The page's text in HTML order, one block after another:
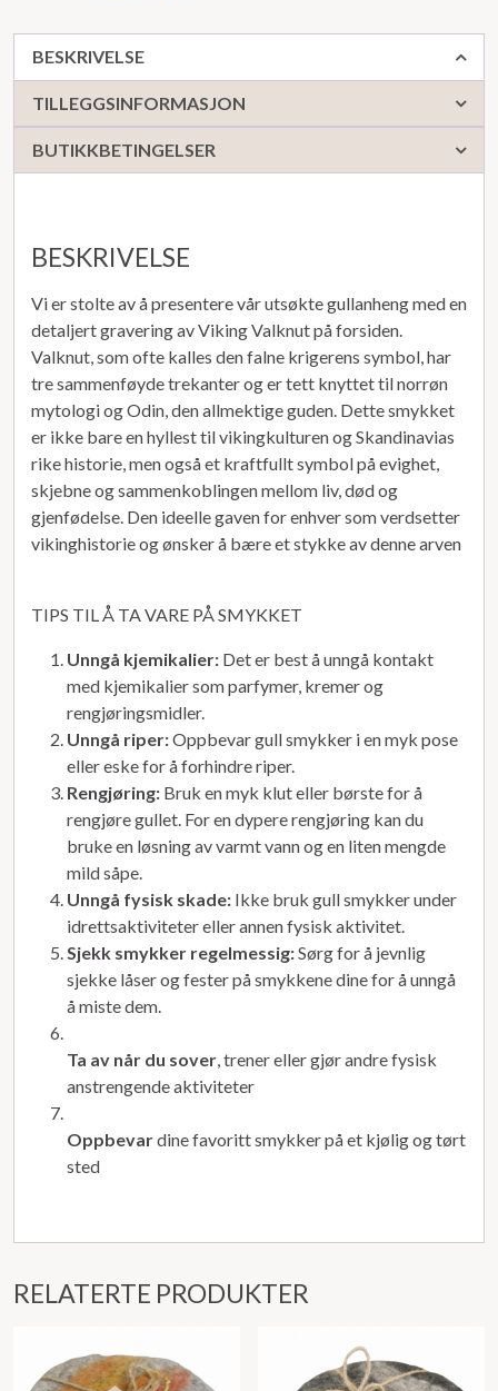
BESKRIVELSE
TILLEGGSINFORMASJON
BUTIKKBETINGELSER
BESKRIVELSE
Vi er stolte av å presentere vår utsøkte gullanheng med en
detaljert gravering av Viking Valknut på forsiden.
Valknut, som ofte kalles den falne krigerens symbol, har
tre sammenføyde trekanter og er tett knyttet til norrøn
mytologi og Odin, den allmektige guden. Dette smykket
er ikke bare en hyllest til vikingkulturen og Skandinavias
rike historie, men også et kraftfullt symbol på evighet,
skjebne og sammenkoblingen mellom liv, død og
gjenfødelse. Den ideelle gaven for enhver som verdsetter
vikinghistorie og ønsker å bære et stykke av denne arven
TIPS TIL Å TA VARE PÅ SMYKKET
Unngå kjemikalier: Det er best å unngå kontakt
med kjemikalier som parfymer, kremer og
rengjøringsmidler.
Unngå riper:Oppbevar gull smykker i en myk pose
eller eske for å forhindre riper.
Rengjøring: Bruk en myk klut eller børste for å
rengjøre gullet. For en dypere rengjøring kan du
bruke en løsning av varmt vann og en liten mengde
mild såpe.
Unngå fysisk skade: Ikke bruk gull smykker under
idrettsaktiviteter eller annen fysisk aktivitet.
Sjekk smykker regelmessig:Sørg for å jevnlig
sjekke låser og fester på smykkene dine for å unngå
å miste dem.
Ta av når du sover, trener eller gjør andre fysisk
anstrengende aktiviteter
Oppbevardine favoritt smykker på et kjølig og tørt
sted
RELATERTE PRODUKTER